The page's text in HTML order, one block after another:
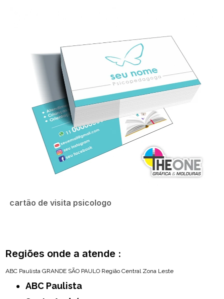
cartão de visita psicologo
Regiões onde a atende :
ABC Paulista GRANDE SÃO PAULO Região Central Zona Leste
ABC Paulista